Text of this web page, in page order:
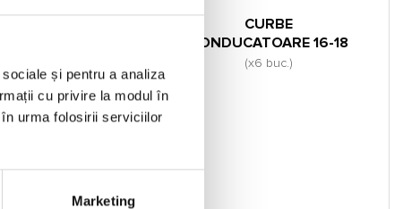
și pentru a analiza
cu privire la modul în
urma folosirii serviciilor
Marketing
(x2 buc.)
CURBE
CONDUCATOARE 16-18
(x6 buc.)